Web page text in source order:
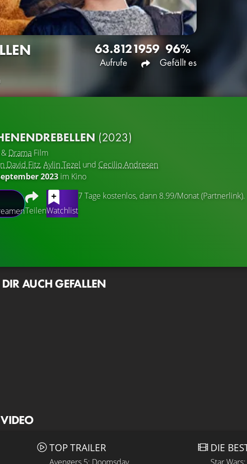
63.812
Aufrufe
1959 96%
Gefällt es
(2023)
& Drama Film
David Fitz,Aylin Tezel und Cecilio Andresen
2023 im Kino
TeilenWatchlist
7 Tage kostenlos, dann 8.99/Monat (Partnerlink).
AUCH GEFALLEN
TOP TRAILER DIE